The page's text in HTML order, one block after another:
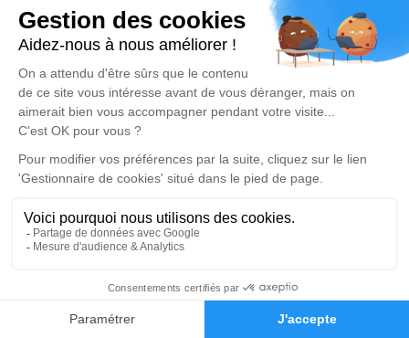
Faire-part Hommages
anecdote ou exprimer vos pensées à travers des
poèmes ou des textes. Cet endroit est un lieu
d'expression dédié à honorer la mémoire d’Andre
PYNEBROUCK.
Un service de plantation d’arbre hommage est
disponible ici.
Je rends hommage
Cérémonie religieuse
Église Saint Quirin de Neuville-en-Ferrain
contour de l'Eglise